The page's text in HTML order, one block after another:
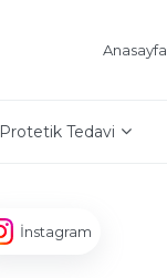
Anasayfa
Protetik Tedavi
İnstagram